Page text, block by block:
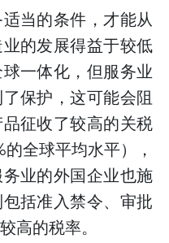
当的条件，才能从
的发展得益于较低
一体化，但服务业
保护，这可能会阻
征收了较高的关税
的全球平均水平），
业的外国企业也施
括准入禁令、审批
高的税率。